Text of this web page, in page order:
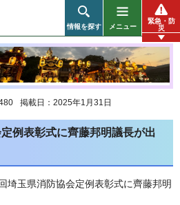
情報を探す メニュー
緊急・防
災
掲載日：2025年1月31日
例表彰式に齊藤邦明議長が出
埼玉県消防協会定例表彰式に齊藤邦明